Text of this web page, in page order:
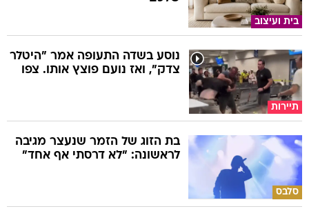
בית ועיצוב
תיירות
נוסע בשדה התעופה אמר "היטלר
צדק", ואז נועם פוצץ אותו. צפו
סלבס
בת הזוג של הזמר שנעצר מגיבה
לראשונה: "לא דרסתי אף אחד"